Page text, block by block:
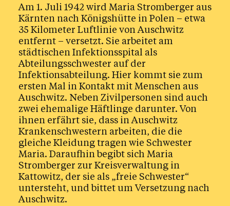
Am 1. Juli 1942 wird Maria Stromberger aus
Kärnten nach Königshütte in Polen – etwa
35 Kilometer Luftlinie von Auschwitz
entfernt – versetzt. Sie arbeitet am
städtischen Infektionsspital als
Abteilungsschwester auf der
Infektionsabteilung. Hier kommt sie zum
ersten Mal in Kontakt mit Menschen aus
Auschwitz. Neben Zivilpersonen sind auch
zwei ehemalige Häftlinge darunter. Von
ihnen erfährt sie, dass in Auschwitz
Krankenschwestern arbeiten, die die
gleiche Kleidung tragen wie Schwester
Maria. Daraufhin begibt sich Maria
Stromberger zur Kreisverwaltung in
Kattowitz, der sie als „freie Schwester“
untersteht, und bittet um Versetzung nach
Auschwitz.